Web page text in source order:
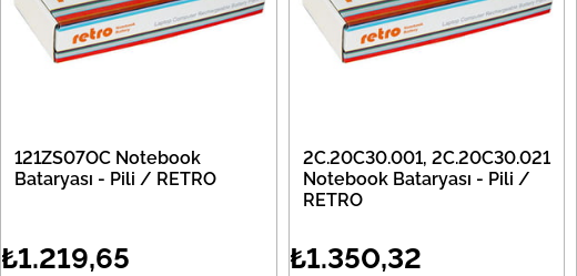
121ZS07OC Notebook
Bataryası - Pili / RETRO
₺1.219,65
2C.20C30.001, 2C.20C30.021
Notebook Bataryası - Pili /
RETRO
₺1.350,32